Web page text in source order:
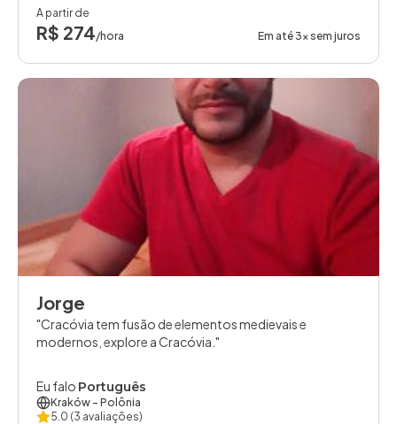
A partir de
R$ 274/hora Em até 3x sem juros
Jorge
Cracóvia tem fusão de elementos medievais e
modernos, explore a Cracóvia.
Eu falo Português
Kraków - Polônia
5.0 (3 avaliações)